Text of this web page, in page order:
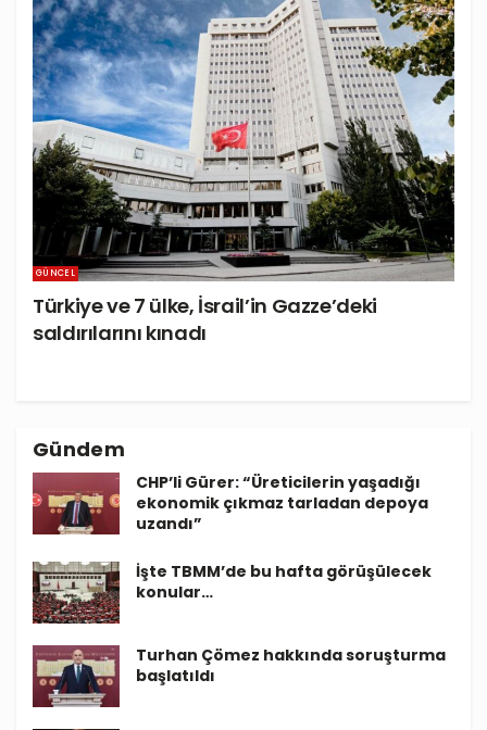
GÜNCEL
Türkiye ve 7 ülke, İsrail’in Gazze’deki
saldırılarını kınadı
Gündem
CHP’li Gürer: “Üreticilerin yaşadığı
ekonomik çıkmaz tarladan depoya
uzandı”
İşte TBMM’de bu hafta görüşülecek
konular…
Turhan Çömez hakkında soruşturma
başlatıldı